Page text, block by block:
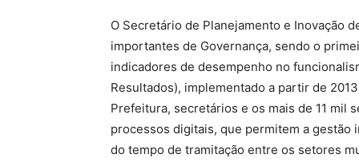
O Secretário de Planejamento e Inovação
importantes de Governança, sendo o
indicadores de desempenho no
Resultados), implementado a partir de
Prefeitura, secretários e os mais de 11 mil
processos digitais, que permitem a gestão
do tempo de tramitação entre os setores